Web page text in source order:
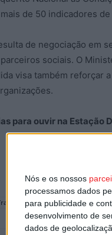
Nós e os nossos
processamos dados
para publicidade e
desenvolvimento de
dados de
de 50 indicadores
de negociação em
sociais. O
visa também reforçar
para ouvir na Estação